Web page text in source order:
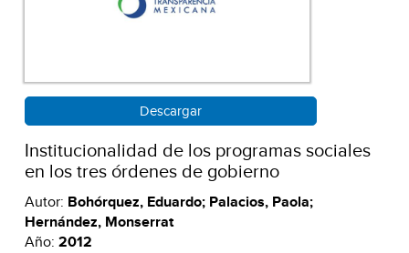
Descargar
Institucionalidad de los programas sociales
en los tres órdenes de gobierno
Autor: Bohórquez, Eduardo; Palacios, Paola;
Hernández, Monserrat
Año: 2012